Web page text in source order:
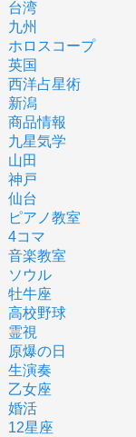
台湾
九州
ホロスコープ
英国
西洋占星術
新潟
商品情報
九星気学
山田
神戸
仙台
ピアノ教室
4コマ
音楽教室
ソウル
牡牛座
高校野球
霊視
原爆の日
生演奏
乙女座
婚活
12星座